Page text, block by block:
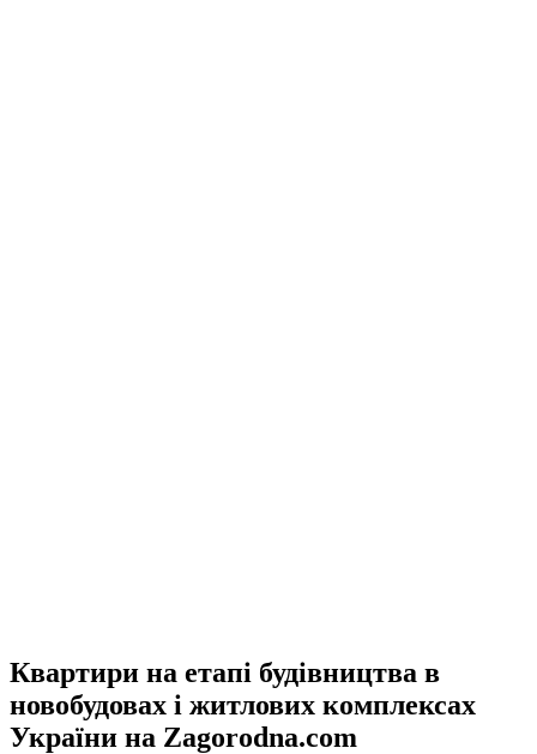
Квартири на етапі будівництва в
новобудовах і житлових комплексах
України на Zagorodna.com